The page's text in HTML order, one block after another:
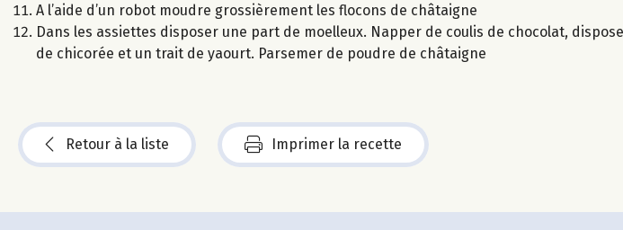
A l’aide d’un robot moudre grossièrement les flocons de châtaigne
Dans les assiettes disposer une part de moelleux. Napper de coulis de chocolat,
de chicorée et un trait de yaourt. Parsemer de poudre de châtaigne
Retour à la liste Imprimer la recette